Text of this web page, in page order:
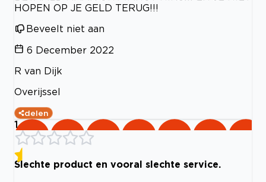
HOPEN OP JE GELD TERUG!!!
Beveelt niet aan
6 December 2022
R van Dijk
Overijssel
delen
1
Slechte product en vooral slechte service.